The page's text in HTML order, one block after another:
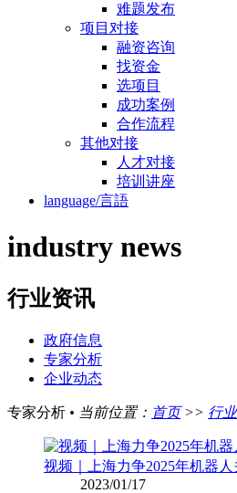
难题发布
项目对接
融资咨询
找资金
选项目
成功案例
合作流程
其他对接
人才对接
培训讲座
language/言語
industry news
行业资讯
政府信息
专家分析
企业动态
专家分析 • 当前位置： 首页>> 行
视频｜上海力争2025年机器
2023/01/17